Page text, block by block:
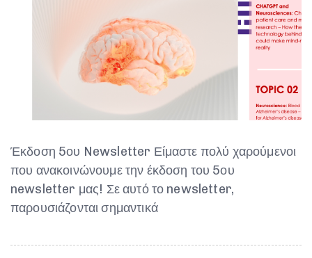
Έκδοση 5ου Newsletter Είμαστε πολύ χαρούμενοι
που ανακοινώνουμε την έκδοση του 5ου
newsletter μας! Σε αυτό το newsletter,
παρουσιάζονται σημαντικά